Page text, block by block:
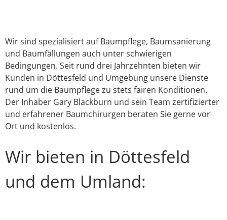
Wir sind spezialisiert auf Baumpflege, Baumsanierung
und Baumfällungen auch unter schwierigen
Bedingungen. Seit rund drei Jahrzehnten bieten wir
Kunden in Döttesfeld und Umgebung unsere Dienste
rund um die Baumpflege zu stets fairen Konditionen.
Der Inhaber Gary Blackburn und sein Team zertifizierter
und erfahrener Baumchirurgen beraten Sie gerne vor
Ort und kostenlos.
Wir bieten in Döttesfeld
und dem Umland: